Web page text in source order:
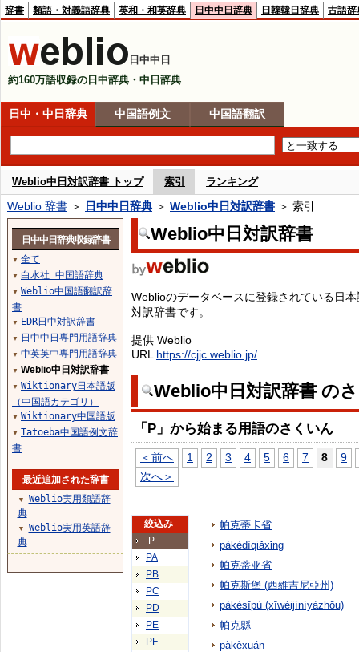
辞書 類語・対義語辞典 英和・和英辞典 日中中日辞典 日韓韓日辞典 古語辞
日中中日
約160万語収録の日中辞典・中日辞典
日中・中日辞典 中国語例文 中国語翻訳
Weblio中日対訳辞書 トップ 索引 ランキング
Weblio 辞書 ＞ 日中中日辞典 ＞ Weblio中日対訳辞書 ＞ 索引
Weblio中日対訳辞書
Weblioのデータベースに登録されている日
対訳辞書です。
提供 Weblio
URL https://cjjc.weblio.jp/
Weblio中日対訳辞書 の
「P」から始まる用語のさくいん
＜前へ 1 2 3 4 5 6 7 8
9
次へ＞
絞込み
P
PA
PB
PC
PD
PE
PF
帕克蒂卡省
pàkèdìqiǎxǐng
帕克蒂亚省
帕克斯堡 (西維吉尼亞州)
pàkèsīpù (xīwéijíníyàzhōu)
帕克縣
pàkèxuán
日中中日辞典収録辞書
▼ 全て
▼ 白水社 中国語辞典
▼ Weblio中国語翻訳辞
書
▼ EDR日中対訳辞書
▼ 日中中日専門用語辞典
▼ 中英英中専門用語辞典
▼ Weblio中日対訳辞書
▼ Wiktionary日本語版
（中国語カテゴリ）
▼ Wiktionary中国語版
▼ Tatoeba中国語例文辞
書
最近追加された辞書
▼
Weblio実用類語辞
典
▼
Weblio実用英語辞
典